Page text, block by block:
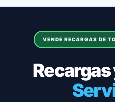
VENDE RECARGAS DE
Recargas